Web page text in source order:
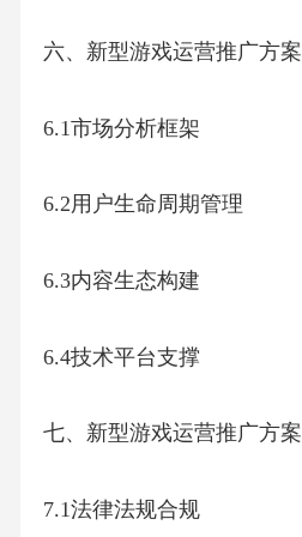
六、新型游戏运营推广方案
6.1市场分析框架
6.2用户生命周期管理
6.3内容生态构建
6.4技术平台支撑
七、新型游戏运营推广方案
7.1法律法规合规